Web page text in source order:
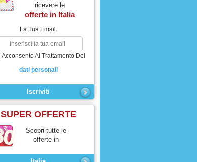
ricevere le
offerte in Italia
La Tua Email:
Acconsento Al Trattamento Dei
dati personali
SUPER OFFERTE
Scopri tutte le
offerte in